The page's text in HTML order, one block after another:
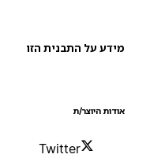
על התבנית הזו
היוצר/ת
Twitter